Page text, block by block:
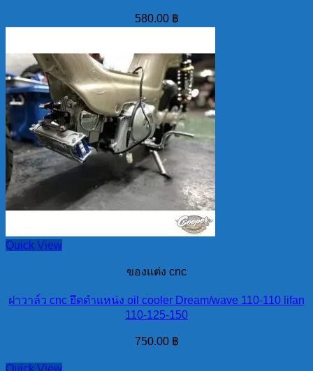
580.00 ฿
Quick View
ของแต่ง cnc
ฝาวาล์ว cnc ยึดตำแหน่ง oil cooler Dream/wave 110-110 lifan
110-125-150
750.00 ฿